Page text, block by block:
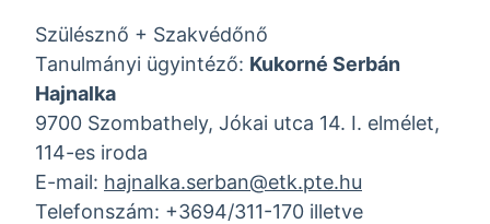
Szülésznő + Szakvédőnő
Tanulmányi ügyintéző: Kukorné Serbán
Hajnalka
9700 Szombathely, Jókai utca 14. I. elmélet,
114-es iroda
E-mail: hajnalka.serban@etk.pte.hu
Telefonszám: +3694/311-170 illetve